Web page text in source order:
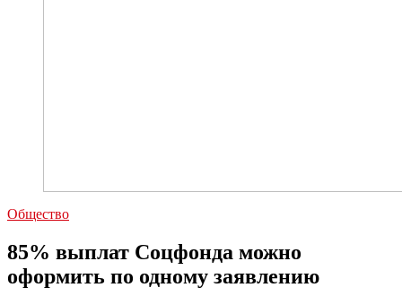
Общество
85% выплат Соцфонда можно
оформить по одному заявлению